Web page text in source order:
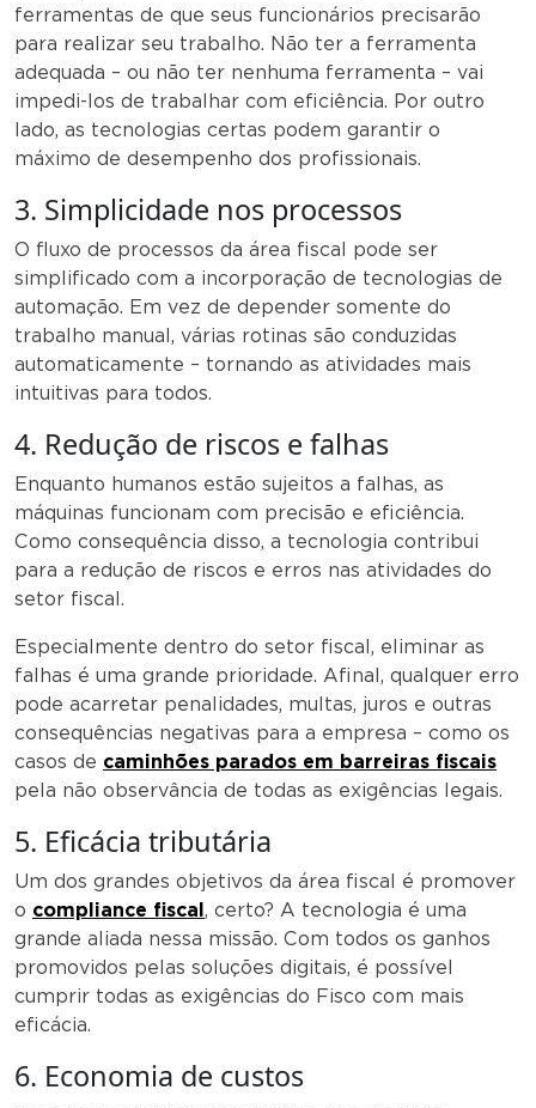
ferramentas de que seus funcionários precisarão
para realizar seu trabalho. Não ter a ferramenta
adequada – ou não ter nenhuma ferramenta – vai
impedi-los de trabalhar com eficiência. Por outro
lado, as tecnologias certas podem garantir o
máximo de desempenho dos profissionais.
3. Simplicidade nos processos
O fluxo de processos da área fiscal pode ser
simplificado com a incorporação de tecnologias de
automação. Em vez de depender somente do
trabalho manual, várias rotinas são conduzidas
automaticamente – tornando as atividades mais
intuitivas para todos.
4. Redução de riscos e falhas
Enquanto humanos estão sujeitos a falhas, as
máquinas funcionam com precisão e eficiência.
Como consequência disso, a tecnologia contribui
para a redução de riscos e erros nas atividades do
setor fiscal.
Especialmente dentro do setor fiscal, eliminar as
falhas é uma grande prioridade. Afinal, qualquer erro
pode acarretar penalidades, multas, juros e outras
consequências negativas para a empresa – como os
casos de caminhões parados em barreiras fiscais
pela não observância de todas as exigências legais.
5. Eficácia tributária
Um dos grandes objetivos da área fiscal é promover
o compliance fiscal , certo? A tecnologia é uma
grande aliada nessa missão. Com todos os ganhos
promovidos pelas soluções digitais, é possível
cumprir todas as exigências do Fisco com mais
eficácia.
6. Economia de custos